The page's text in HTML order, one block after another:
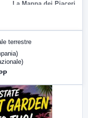
La Mappa dei Piaceri
LabNews (replica)
terrestre